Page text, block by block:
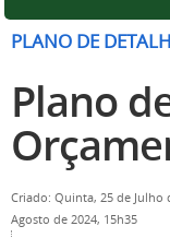
PLANO DE
Plano
Criado: Quinta, 25 de Julho
Agosto de 2024, 15h35